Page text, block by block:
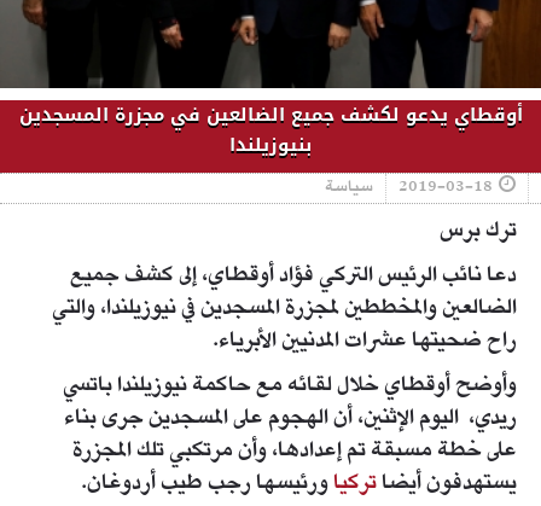
أوقطاي يدعو لكشف جميع الضالعين في مجزرة المسجدين
بنيوزيلندا
2019-03-18 سياسة
ترك برس
دعا نائب الرئيس التركي فؤاد أوقطاي، إلى كشف جميع
الضالعين والمخططين لمجزرة المسجدين في نيوزيلندا، والتي
راح ضحيتها عشرات المدنيين الأبرياء.
وأوضح أوقطاي خلال لقائه مع حاكمة نيوزيلندا باتسي
ريدي، اليوم الإثنين، أن الهجوم على المسجدين جرى بناء
على خطة مسبقة تم إعدادها، وأن مرتكبي تلك المجزرة
يستهدفون أيضاتركياورئيسها رجب طيب أردوغان.